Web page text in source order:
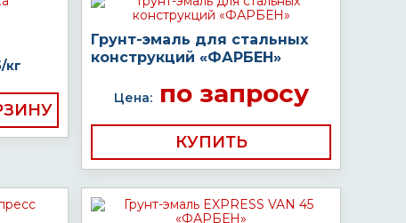
кг
Грунт-эмаль для стальных
конструкций «ФАРБЕН»
Цена:по запросу
КУПИТЬ